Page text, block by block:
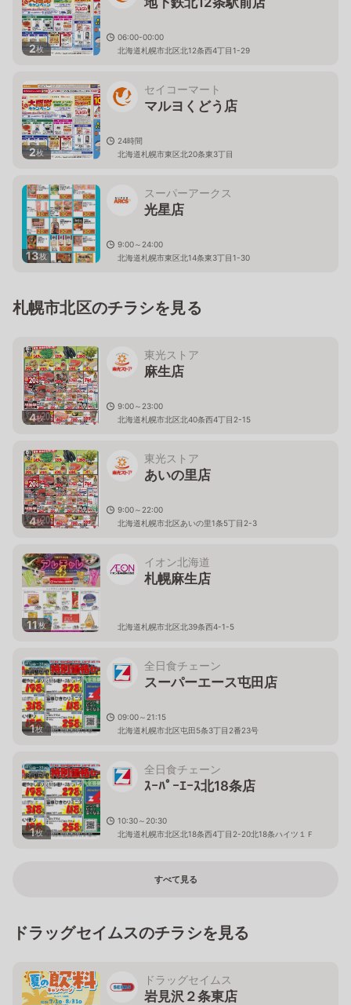
2枚
06:00-00:00
北海道札幌市北区北12条西4丁目1-29
2枚
セイコーマート
マルヨくどう店
24時間
北海道札幌市東区北20条東3丁目
13枚
スーパーアークス
光星店
9:00～24:00
北海道札幌市東区北14条東3丁目1-30
札幌市北区のチラシを見る
4枚
東光ストア
麻生店
9:00～23:00
北海道札幌市北区北40条西4丁目2-15
4枚
東光ストア
あいの里店
9:00～22:00
北海道札幌市北区あいの里1条5丁目2-3
11枚
イオン北海道
札幌麻生店
北海道札幌市北区北39条西4-1-5
1枚
全日食チェーン
スーパーエース屯田店
09:00～21:15
北海道札幌市北区屯田5条3丁目2番23号
1枚
全日食チェーン
ｽｰﾊﾟｰｴｰｽ北18条店
10:30～20:30
北海道札幌市北区北18条西4丁目2-20北18条ハイツ１Ｆ
すべて見る
ドラッグセイムスのチラシを見る
ドラッグセイムス
岩見沢２条東店